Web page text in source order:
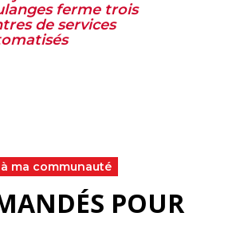
ferme trois
de services
ma communauté
POUR